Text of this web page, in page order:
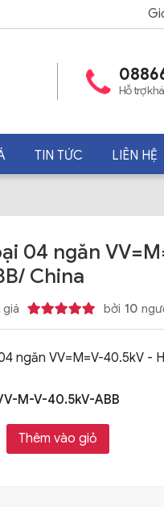
Hỗ trợ
TIN TỨC LIÊN HỆ
04 ngăn
China
giá bởi 10
ngăn VV=M=V-40.5kV -
M-V-40.5kV-ABB
Thêm vào giỏ